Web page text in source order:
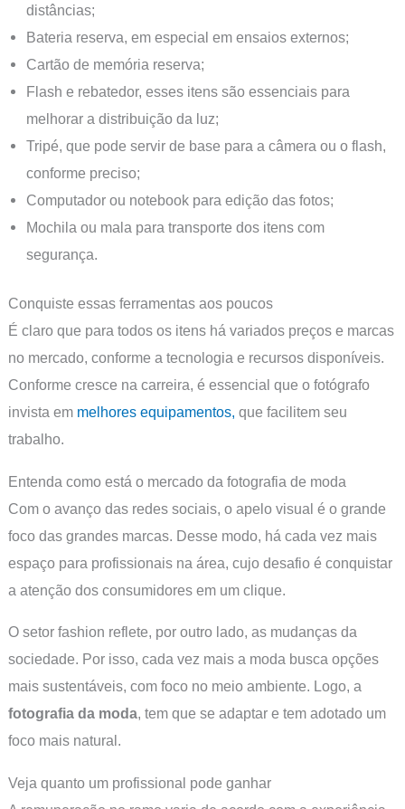
distâncias;
Bateria reserva, em especial em ensaios externos;
Cartão de memória reserva;
Flash e rebatedor, esses itens são essenciais para
melhorar a distribuição da luz;
Tripé, que pode servir de base para a câmera ou o flash,
conforme preciso;
Computador ou notebook para edição das fotos;
Mochila ou mala para transporte dos itens com
segurança.
Conquiste essas ferramentas aos poucos
É claro que para todos os itens há variados preços e marcas
no mercado, conforme a tecnologia e recursos disponíveis.
Conforme cresce na carreira, é essencial que o fotógrafo
invista em melhores equipamentos, que facilitem seu
trabalho.
Entenda como está o mercado da fotografia de moda
Com o avanço das redes sociais, o apelo visual é o grande
foco das grandes marcas. Desse modo, há cada vez mais
espaço para profissionais na área, cujo desafio é conquistar
a atenção dos consumidores em um clique.
O setor fashion reflete, por outro lado, as mudanças da
sociedade. Por isso, cada vez mais a moda busca opções
mais sustentáveis, com foco no meio ambiente. Logo, a
fotografia da moda, tem que se adaptar e tem adotado um
foco mais natural.
Veja quanto um profissional pode ganhar